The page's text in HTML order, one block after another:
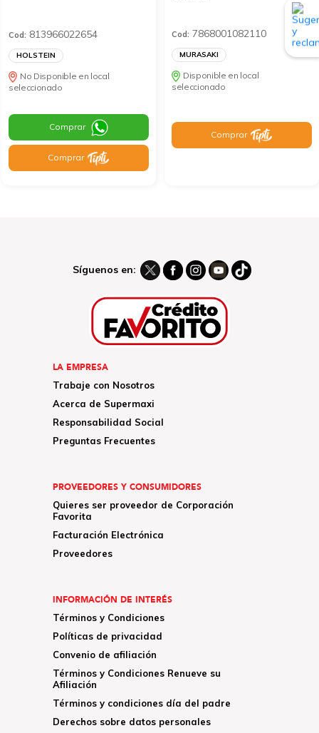
Cod: 813966022654
HOLSTEIN
No Disponible en local
seleccionado
Comprar
Comprar
Cod: 7868001082110
MURASAKI
Disponible en local
seleccionado
Comprar
Síguenos en:
LA EMPRESA
Trabaje con Nosotros
Acerca de Supermaxi
Responsabilidad Social
Preguntas Frecuentes
PROVEEDORES Y CONSUMIDORES
Quieres ser proveedor de Corporación
Favorita
Facturación Electrónica
Proveedores
INFORMACIÓN DE INTERÉS
Términos y Condiciones
Políticas de privacidad
Convenio de afiliación
Términos y Condiciones Renueve su
Afiliación
Términos y condiciones día del padre
Derechos sobre datos personales